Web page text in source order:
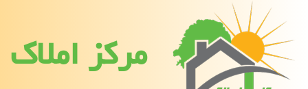
مركز املاك